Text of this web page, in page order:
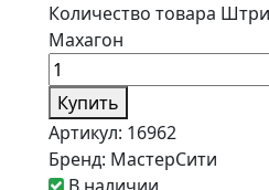
Количество товара
Махагон
Купить
Артикул: 16962
Бренд: МастерСити